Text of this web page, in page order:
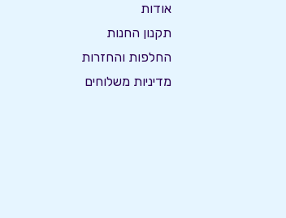
אודות
תקנון החנות
החלפות והחזרות
מדיניות משלוחים